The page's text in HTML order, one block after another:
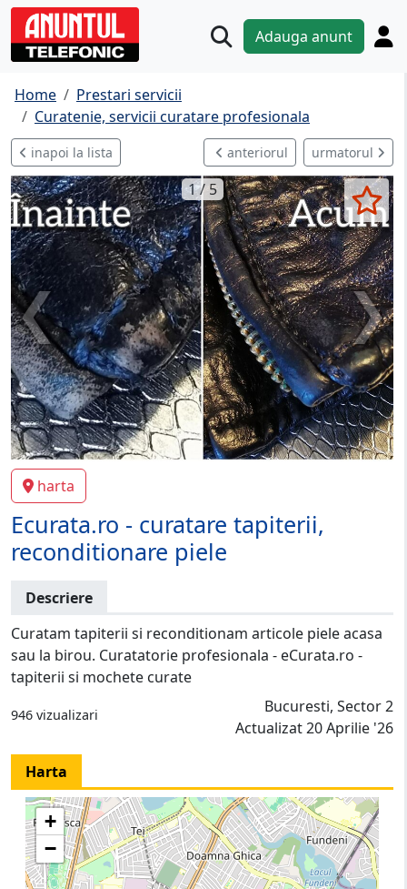
Adauga anunt
Home
Prestari servicii
Curatenie, servicii curatare profesionala
inapoi la lista anteriorul urmatorul
1 / 5
harta
Ecurata.ro - curatare tapiterii,
reconditionare piele
Descriere
Curatam tapiterii si reconditionam articole piele acasa
sau la birou. Curatatorie profesionala - eCurata.ro -
tapiterii si mochete curate
946 vizualizari
Bucuresti, Sector 2
Actualizat 20 Aprilie '26
Harta
+
−